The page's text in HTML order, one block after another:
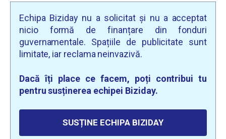
Echipa Biziday nu a solicitat și nu a acceptat
nicio formă de finanțare din fonduri
guvernamentale. Spațiile de publicitate sunt
limitate, iar reclama neinvazivă.
Dacă îți place ce facem, poți contribui tu
pentru susținerea echipei Biziday.
SUSȚINE ECHIPA BIZIDAY